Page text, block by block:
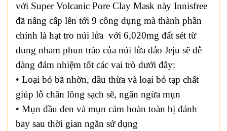
với Super Volcanic Pore Clay Mask này Innisfree
đã nâng cấp lên tới 9 công dụng mà thành phần
chính là hạt tro núi lửa với 6,020mg đất sét từ
dung nham phun trào của núi lửa đảo Jeju sẽ dễ
dàng đảm nhiệm tốt các vai trò dưới đây:
• Loại bỏ bã nhờn, dầu thừa và loại bỏ tạp chất
giúp lỗ chân lông sạch sẽ, ngăn ngừa mụn
• Mụn đầu đen và mụn cám hoàn toàn bị đánh
bay sau thời gian ngắn sử dụng